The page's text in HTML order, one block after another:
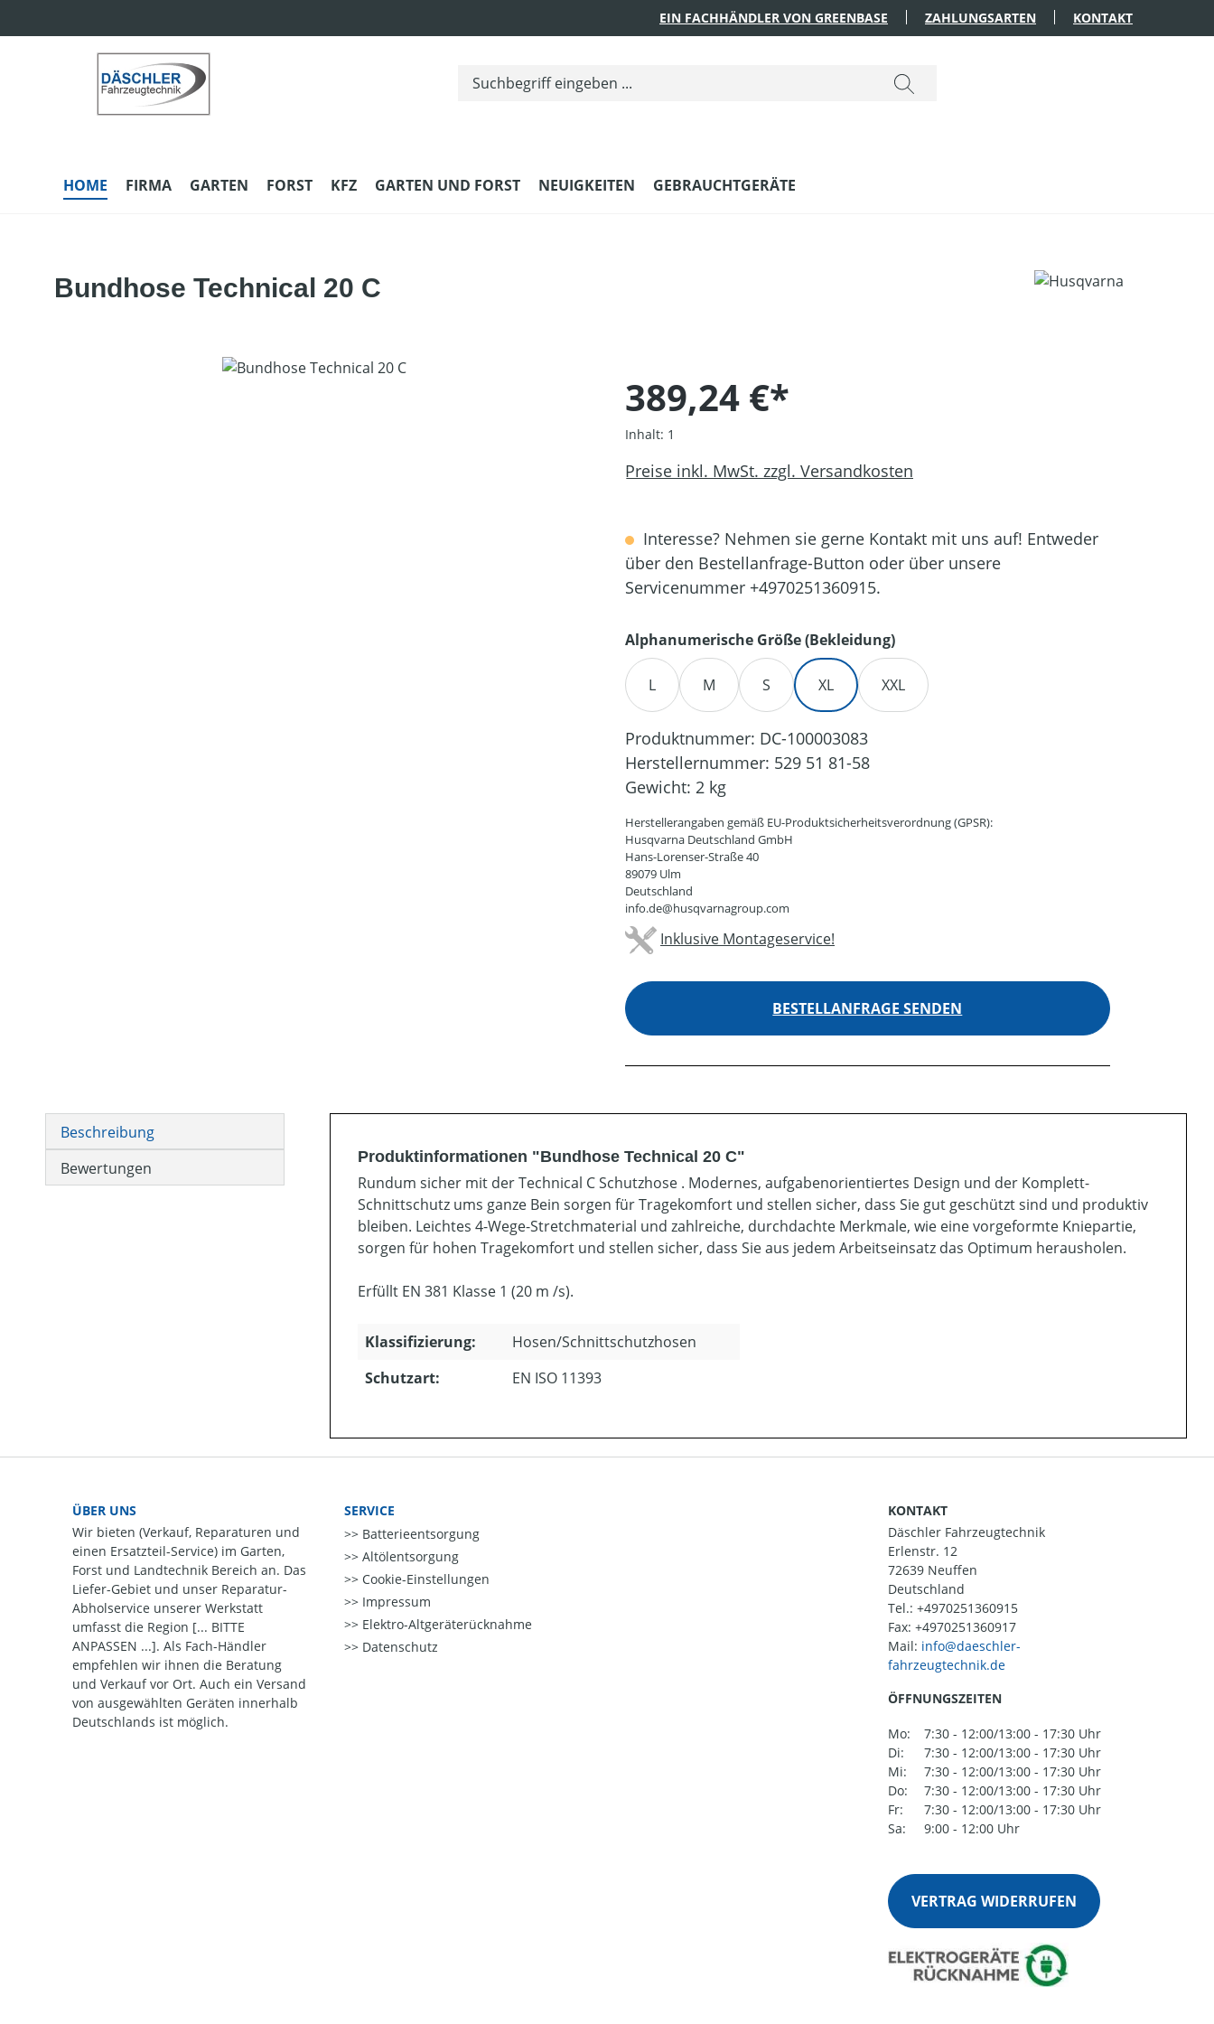
EIN FACHHÄNDLER VON GREENBASE ZAHLUNGSARTEN KONTAKT
HOME FIRMA GARTEN FORST KFZ GARTEN UND FORST NEUIGKEITEN GEBRAUCHTGERÄTE
Bundhose Technical 20 C
389,24 €*
Inhalt: 1
Preise inkl. MwSt. zzgl. Versandkosten
Interesse? Nehmen sie gerne Kontakt mit uns auf! Entweder
über den Bestellanfrage-Button oder über unsere
Servicenummer +4970251360915.
Alphanumerische Größe (Bekleidung)auswählen
L M S XL XXL
Produktnummer: DC-100003083
Herstellernummer: 529 51 81-58
Gewicht: 2 kg
Herstellerangaben gemäß EU-Produktsicherheitsverordnung (GPSR):
Husqvarna Deutschland GmbH
Hans-Lorenser-Straße 40
89079 Ulm
Deutschland
info.de@husqvarnagroup.com
Inklusive Montageservice!
BESTELLANFRAGE SENDEN
Beschreibung
Bewertungen
Produktinformationen "Bundhose Technical 20 C"
Rundum sicher mit der Technical C Schutzhose . Modernes, aufgabenorientiertes Design und der Komplett-
Schnittschutz ums ganze Bein sorgen für Tragekomfort und stellen sicher, dass Sie gut geschützt sind und produktiv
bleiben. Leichtes 4-Wege-Stretchmaterial und zahlreiche, durchdachte Merkmale, wie eine vorgeformte Kniepartie,
sorgen für hohen Tragekomfort und stellen sicher, dass Sie aus jedem Arbeitseinsatz das Optimum herausholen.
Erfüllt EN 381 Klasse 1 (20 m /s).
Klassifizierung:
Hosen/Schnittschutzhosen
Schutzart:
EN ISO 11393
ÜBER UNS
Wir bieten (Verkauf, Reparaturen und
einen Ersatzteil-Service) im Garten,
Forst und Landtechnik Bereich an. Das
Liefer-Gebiet und unser Reparatur-
Abholservice unserer Werkstatt
umfasst die Region [... BITTE
ANPASSEN ...]. Als Fach-Händler
empfehlen wir ihnen die Beratung
und Verkauf vor Ort. Auch ein Versand
von ausgewählten Geräten innerhalb
Deutschlands ist möglich.
SERVICE
Batterieentsorgung
Altölentsorgung
Cookie-Einstellungen
Impressum
Elektro-Altgeräterücknahme
Datenschutz
KONTAKT
Däschler Fahrzeugtechnik
Erlenstr. 12
72639 Neuffen
Deutschland
Tel.: +4970251360915
Fax: +4970251360917
Mail:
ÖFFNUNGSZEITEN
Mo:
7:30 - 12:00/13:00 - 17:30 Uhr
Di:
7:30 - 12:00/13:00 - 17:30 Uhr
Mi:
7:30 - 12:00/13:00 - 17:30 Uhr
Do:
7:30 - 12:00/13:00 - 17:30 Uhr
Fr:
7:30 - 12:00/13:00 - 17:30 Uhr
Sa:
9:00 - 12:00 Uhr
VERTRAG WIDERRUFEN